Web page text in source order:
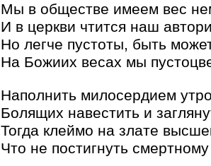
Мы в обществе имеем вес
И в церкви чтится наш
Но легче пустоты, быть
На Божиих весах мы
Наполнить милосердием
Болящих навестить и
Тогда клеймо на злате
Что не постигнуть